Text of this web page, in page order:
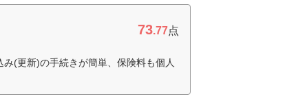
73.77点
(更新)の手続きが簡単、保険料も個人